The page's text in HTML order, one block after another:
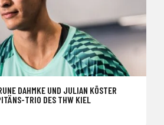
DAHMKE UND JULIAN KÖSTER
TRIO DES THW KIEL